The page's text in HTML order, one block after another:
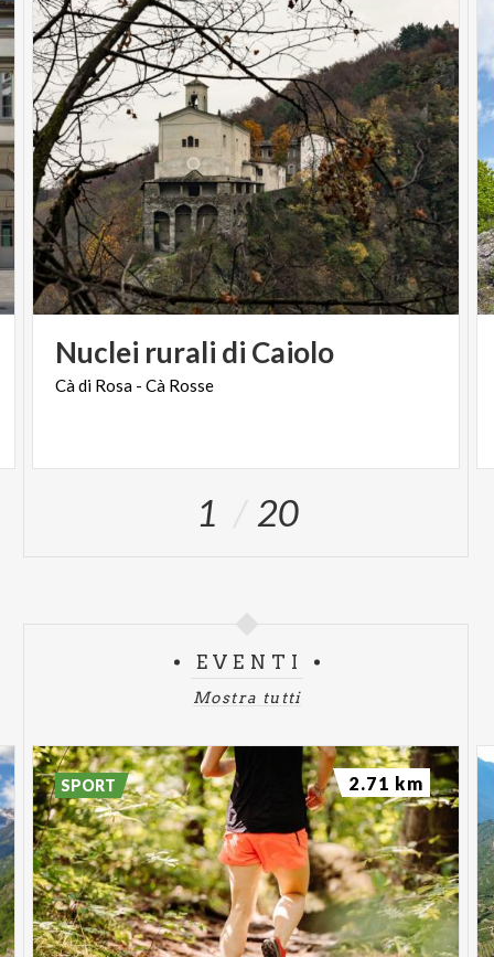
Nuclei rurali di Caiolo
Càdi Rosa - Cà Rosse
1 20
EVENTI
Mostra tutti
SPORT 2.71 km